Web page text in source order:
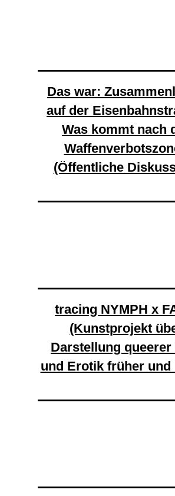
Das war:
auf der
Was kommt nach
(Öffentliche
tracing NYMPH x
(Kunstprojekt
Darstellung queerer
und Erotik früher und